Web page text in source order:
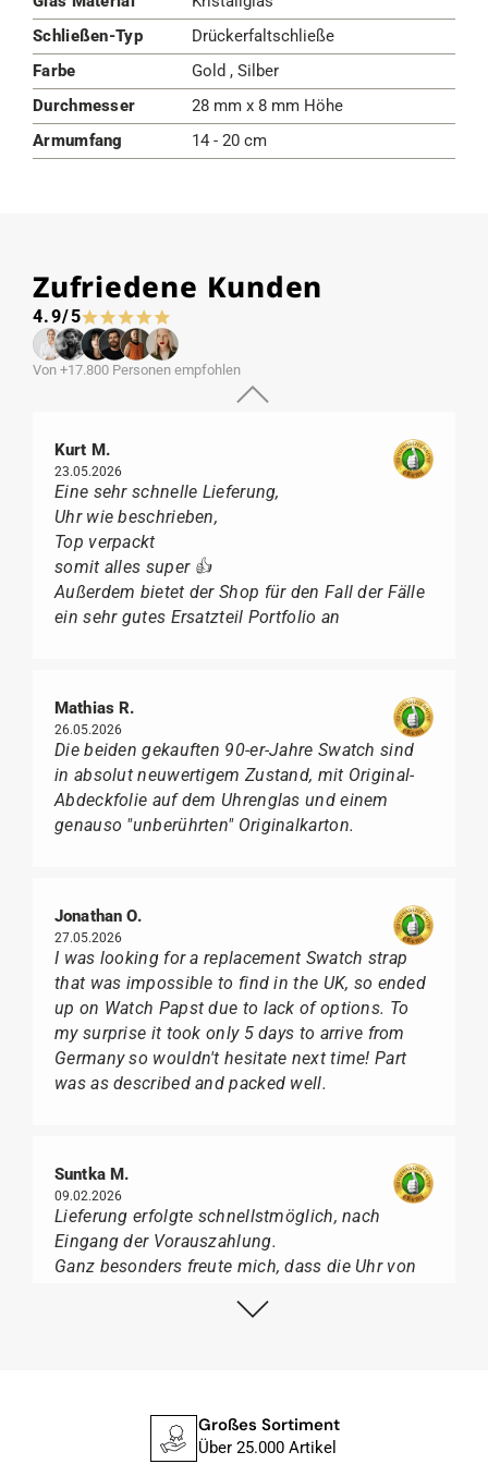
Schließen-Typ
Drückerfaltschließe
Farbe
Gold , Silber
Durchmesser
28 mm x 8 mm Höhe
Armumfang
14 - 20 cm
Zufriedene Kunden
4.9/5
Von +17.800 Personen empfohlen
Kurt M.
23.05.2026
Eine sehr schnelle Lieferung,
Uhr wie beschrieben,
Top verpackt
somit alles super 👍
Außerdem bietet der Shop für den Fall der Fälle
ein sehr gutes Ersatzteil Portfolio an
Mathias R.
26.05.2026
Die beiden gekauften 90-er-Jahre Swatch sind
in absolut neuwertigem Zustand, mit Original-
Abdeckfolie auf dem Uhrenglas und einem
genauso "unberührten" Originalkarton.
Jonathan O.
27.05.2026
I was looking for a replacement Swatch strap
that was impossible to find in the UK, so ended
up on Watch Papst due to lack of options. To
my surprise it took only 5 days to arrive from
Germany so wouldn't hesitate next time! Part
was as described and packed well.
Suntka M.
09.02.2026
Lieferung erfolgte schnellstmöglich, nach
Eingang der Vorauszahlung.
Ganz besonders freute mich, dass die Uhr von
geliefert wurde, sondern mit der gelben
für seine professionelle Arbeit und tollen
Service extrem weiter empfehlen.
Großes Sortiment
Über 25.000 Artikel